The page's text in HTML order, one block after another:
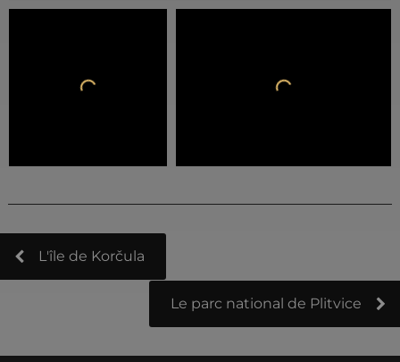
L'île de Korčula
Le parc national de Plitvice